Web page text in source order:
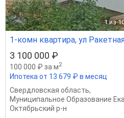
1 из
1-комн квартира, ул
3 100 000 ₽
100 000 ₽ за м2
Ипотека от 13 679 ₽ в месяц
Свердловская область,
Муниципальное Образование
Октябрьский р-н